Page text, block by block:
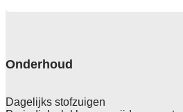
100% Polyamide
1300 g/m2
Onderhoud
Dagelijks stofzuigen